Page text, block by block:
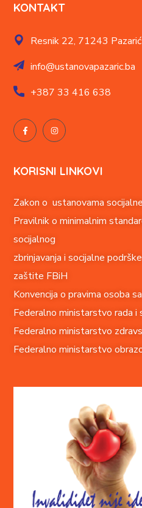
KONTAKT
Resnik 22, 71243 Pazarić
info@ustanovapazaric.ba
+38733 416 638
KORISNI LINKOVI
Zakon o ustanovama
Pravilnik o minimalnim
socijalnog
zbrinjavanja i socijalne
zaštite FBiH
Konvencija o pravima osoba
Federalno ministarstvo rada i
Federalno ministarstvo
Federalno ministarstvo